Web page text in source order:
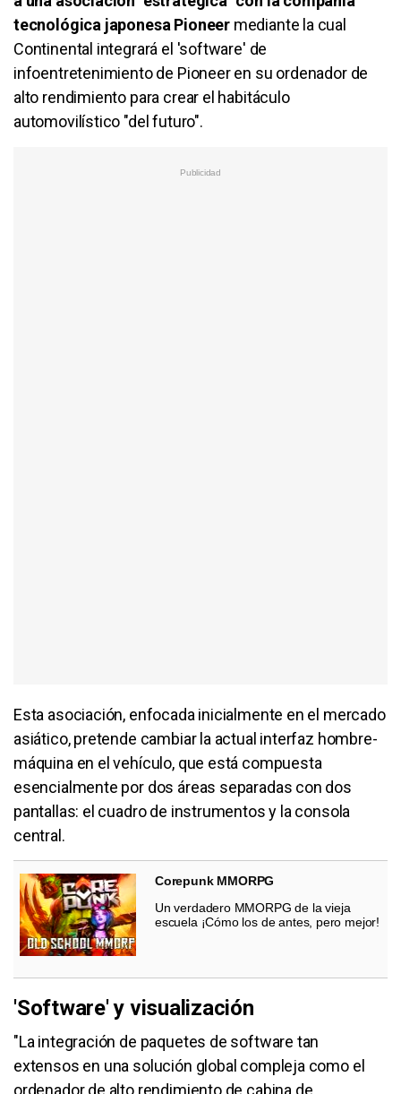
tecnológica japonesa Pioneermediante la cual
Continental integrará el 'software' de
infoentretenimiento de Pioneer en su ordenador de
alto rendimiento para crear el habitáculo
automovilístico "del futuro".
Esta asociación, enfocada inicialmente en el mercado
asiático, pretende cambiar la actual interfaz hombre-
máquina en el vehículo, que está compuesta
esencialmente por dos áreas separadas con dos
pantallas: el cuadro de instrumentos y la consola
central.
Corepunk MMORPG
Un verdadero MMORPG de la vieja
escuela ¡Cómo los de antes, pero mejor!
'Software' y visualización
"La integración de paquetes de software tan
extensos en una solución global compleja como el
ordenador de alto rendimiento de cabina de